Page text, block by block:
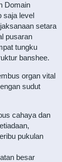
Domain
saja level
setara
pusaran
tungku
banshee.
organ vital
sudut
cahaya dan
pukulan
besar